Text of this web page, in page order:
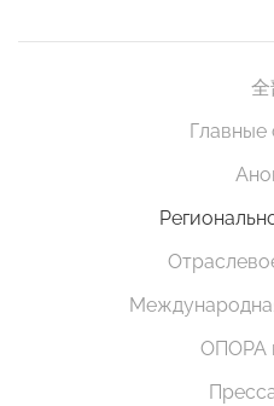
全
Главные
ОПОРА